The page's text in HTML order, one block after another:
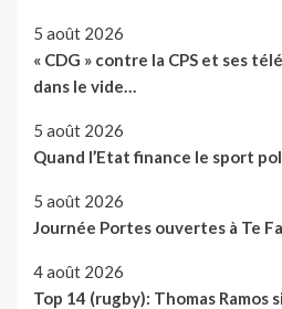
5 août 2026
« CDG » contre la CPS et ses
dans le vide…
5 août 2026
Quand l’Etat finance le sport
5 août 2026
Journée Portes ouvertes à Te
4 août 2026
Top 14 (rugby): Thomas Ramos